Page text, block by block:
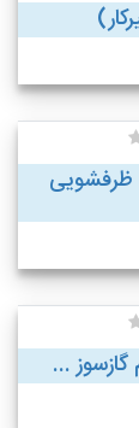
...